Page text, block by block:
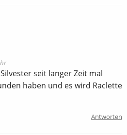
seit langer Zeit mal
haben und es wird Raclette
Antworten